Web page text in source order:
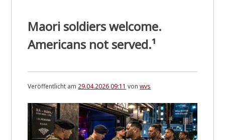
Maori soldiers welcome.
Americans not served.¹
Veröffentlicht am 29.04.2026 09:11 vonwvs